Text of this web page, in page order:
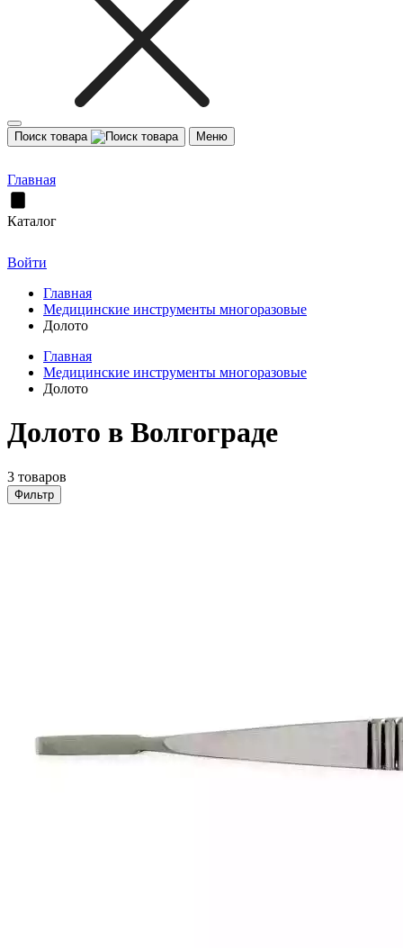
Поиск товара Меню
Главная
Каталог
Войти
Главная
Медицинские инструменты многоразовые
Долото
Главная
Медицинские инструменты многоразовые
Долото
Долото в Волгограде
3 товаров
Фильтр